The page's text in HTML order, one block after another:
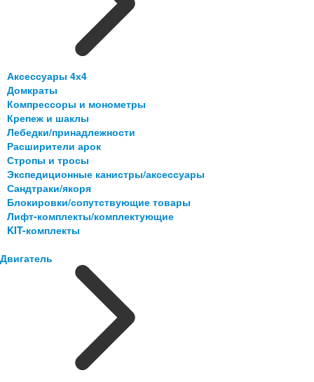
Аксессуары 4х4
Домкраты
Компрессоры и монометры
Крепеж и шаклы
Лебедки/принадлежности
Расширители арок
Стропы и тросы
Экспедиционные канистры/аксессуары
Сандтраки/якоря
Блокировки/сопутствующие товары
Лифт-комплекты/комплектующие
KIT-комплекты
Двигатель